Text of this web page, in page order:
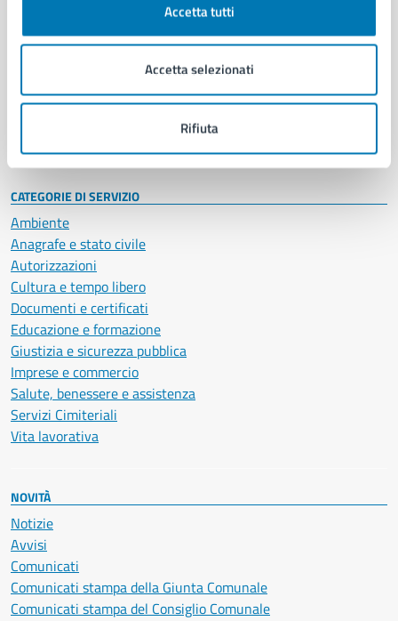
Accetta tutti
Accetta selezionati
Rifiuta
Enti e fondazioni
Personale amministrativo
Intranet, posta aziendale e protocollo
CATEGORIE DI SERVIZIO
Ambiente
Anagrafe e stato civile
Autorizzazioni
Cultura e tempo libero
Documenti e certificati
Educazione e formazione
Giustizia e sicurezza pubblica
Imprese e commercio
Salute, benessere e assistenza
Servizi Cimiteriali
Vita lavorativa
NOVITÀ
Notizie
Avvisi
Comunicati
Comunicati stampa della Giunta Comunale
Comunicati stampa del Consiglio Comunale